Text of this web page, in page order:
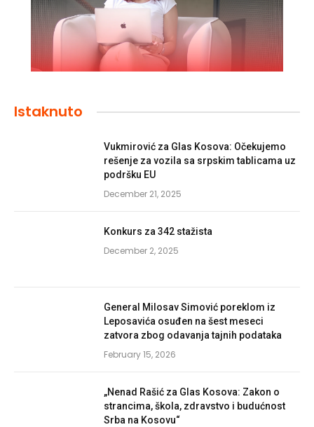
Istaknuto
Vukmirović za Glas Kosova: Očekujemo
rešenje za vozila sa srpskim tablicama uz
podršku EU
December 21, 2025
Konkurs za 342 stažista
December 2, 2025
General Milosav Simović poreklom iz
Leposavića osuđen na šest meseci
zatvora zbog odavanja tajnih podataka
February 15, 2026
„Nenad Rašić za Glas Kosova: Zakon o
strancima, škola, zdravstvo i budućnost
Srba na Kosovu“